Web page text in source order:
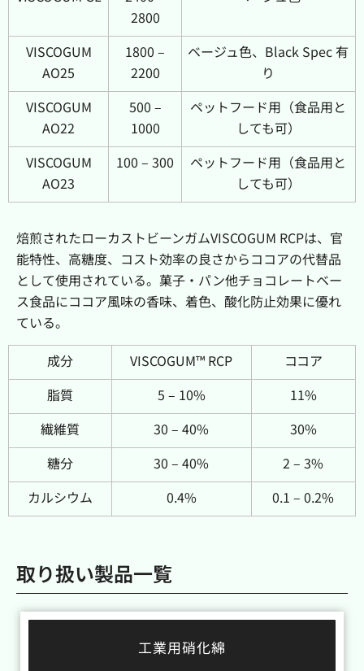
2800
VISCOGUM
AO25
1800 –
2200
ベージュ色、Black Spec 有
り
VISCOGUM
AO22
500 –
1000
ペットフード用（食品用と
しても可）
VISCOGUM
AO23
100 – 300
ペットフード用（食品用と
しても可）
焙煎されたローカストビーンガムVISCOGUM RCPは、官
能特性、高糖度、コスト効率の良さからココアの代替品
として使用されている。菓子・パン他チョコレートベー
ス食品にココア風味の香味、着色、酸化防止効果に優れ
ている。
成分
VISCOGUM™ RCP
ココア
脂質
5 – 10%
11%
繊維質
30 – 40%
30%
糖分
30 – 40%
2 – 3%
カルシウム
0.4% 0.1 – 0.2%
取り扱い製品一覧
工業用硝化綿